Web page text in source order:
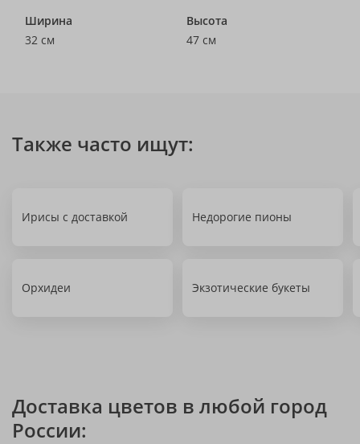
Ширина
32 см
Высота
47 см
Также часто ищут:
Ирисы с доставкой Недорогие пионы
Орхидеи Экзотические букеты
Доставка цветов в любой город
России: